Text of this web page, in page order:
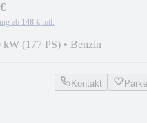
ab 148 € mtl.
kW (177 PS) • Benzin
Kontakt